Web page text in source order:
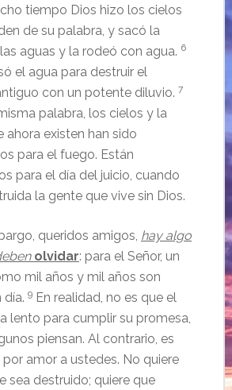
tiempo Dios hizo los cielos
de su palabra, y sacó la
aguas y la rodeó con agua. 6
el agua para destruir el
con un potente diluvio. 7
palabra, los cielos y la
ahora existen han sido
para el fuego. Están
para el día del juicio, cuando
la gente que vive sin Dios.
queridos amigos, hay algo
olvidar: para el Señor, un
mil años y mil años son
día. 9En realidad, no es que el
lento para cumplir su promesa,
piensan. Al contrario, es
amor a ustedes. No quiere
sea destruido; quiere que